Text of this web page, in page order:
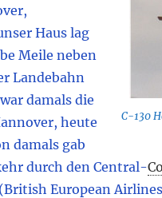
C-130
Haus lag
Meile neben
Landebahn
damals die
heute
damals gab
durch den Central-
European